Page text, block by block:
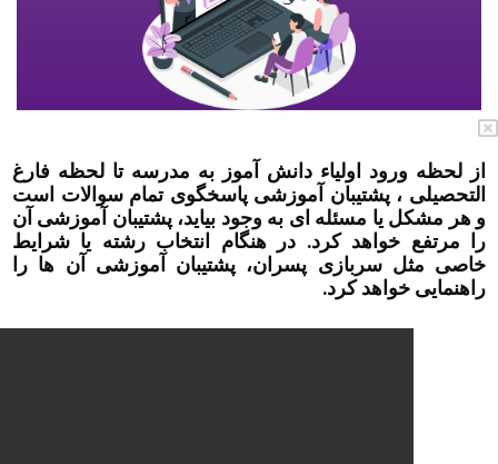
اولیاء دانش آموز به مدرسه تا لحظه فارغ
، پشتیبان آموزشی پاسخگوی تمام سوالات است
یا مسئله ای به وجود بیاید، پشتیبان آموزشی آن
خواهد کرد. در هنگام انتخاب رشته یا شرایط
سربازی پسران، پشتیبان آموزشی آن ها را
خواهد کرد.